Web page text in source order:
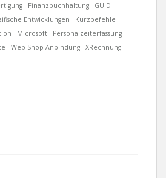
Finanzbuchhaltung
GUID
Entwicklungen
Kurzbefehle
Microsoft
Personalzeiterfassung
Web-Shop-Anbindung
XRechnung